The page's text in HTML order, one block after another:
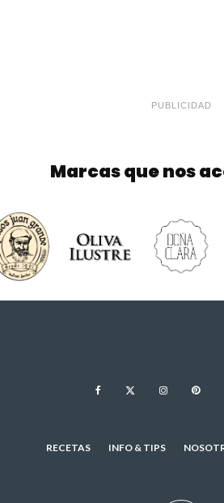
PUBLICIDAD
Marcas que nos
RECETAS INFO & TIPS